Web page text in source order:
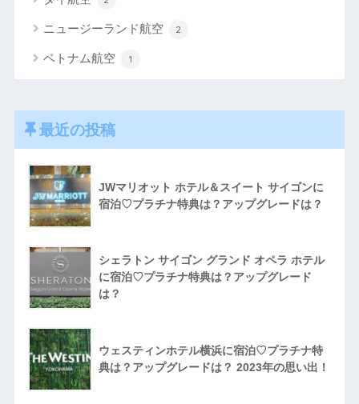
ニュージーランド航空 2
ベトナム航空 1
最近の投稿
JWマリオット ホテル＆スイート サイゴンに
宿泊♡プラチナ特典は？アップグレードは？
シェラトン サイゴン グランド オペラ ホテル
に宿泊♡プラチナ特典は？アップグレード
は？
ウェスティンホテル横浜に宿泊♡プラチナ特
典は？アップグレードは？ 2023年の思い出！